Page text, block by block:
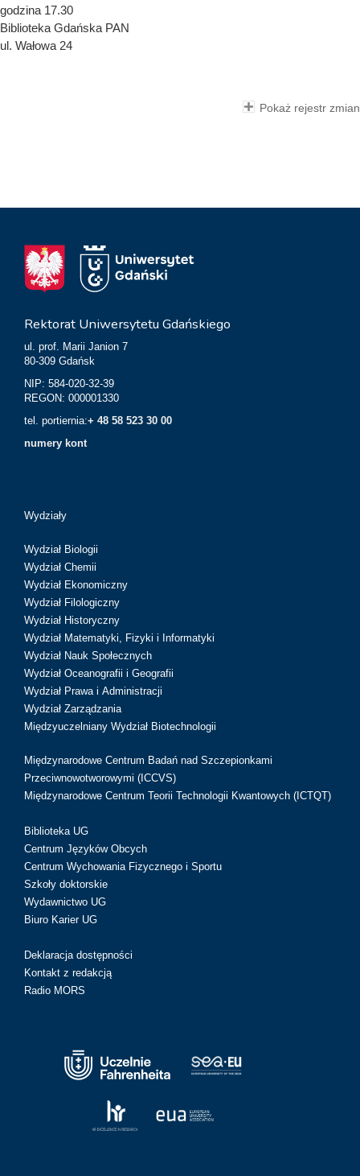
godzina 17.30
Biblioteka Gdańska PAN
ul. Wałowa 24
Pokaż rejestr zmian
Rektorat Uniwersytetu Gdańskiego
ul. prof. Marii Janion 7
80-309 Gdańsk
NIP: 584-020-32-39
REGON: 000001330
tel. portiernia:+ 48 58 523 30 00
numery kont
Wydziały
Wydział Biologii
Wydział Chemii
Wydział Ekonomiczny
Wydział Filologiczny
Wydział Historyczny
Wydział Matematyki, Fizyki i Informatyki
Wydział Nauk Społecznych
Wydział Oceanografii i Geografii
Wydział Prawa i Administracji
Wydział Zarządzania
Międzyuczelniany Wydział Biotechnologii
Międzynarodowe Centrum Badań nad Szczepionkami
Przeciwnowotworowymi (ICCVS)
Międzynarodowe Centrum Teorii Technologii Kwantowych (ICTQT)
Biblioteka UG
Centrum Języków Obcych
Centrum Wychowania Fizycznego i Sportu
Szkoły doktorskie
Wydawnictwo UG
Biuro Karier UG
Deklaracja dostępności
Kontakt z redakcją
Radio MORS